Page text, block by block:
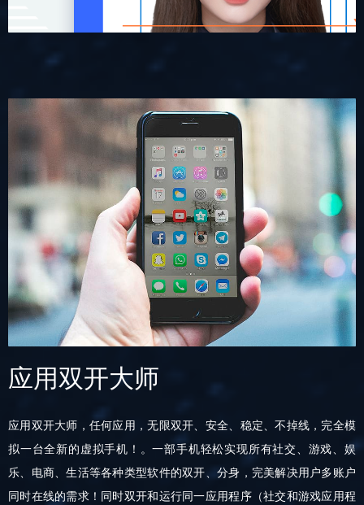
应用双开大师
应用双开大师，任何应用，无限双开、安全、稳定、不掉线，完全模
拟一台全新的虚拟手机！。一部手机轻松实现所有社交、游戏、娱
乐、电商、生活等各种类型软件的双开、分身，完美解决用户多账户
同时在线的需求！同时双开和运行同一应用程序（社交和游戏应用程